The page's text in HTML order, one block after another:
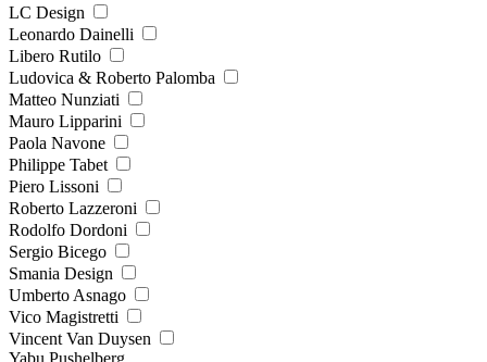
LC Design
Leonardo Dainelli
Libero Rutilo
Ludovica & Roberto Palomba
Matteo Nunziati
Mauro Lipparini
Paola Navone
Philippe Tabet
Piero Lissoni
Roberto Lazzeroni
Rodolfo Dordoni
Sergio Bicego
Smania Design
Umberto Asnago
Vico Magistretti
Vincent Van Duysen